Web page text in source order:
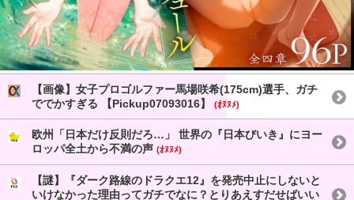
【画像】女子プロゴルファー馬場咲希(175cm)選手、ガチ
ででかすぎる 【Pickup07093016】
(ｵﾇﾇﾒ)
欧州「日本だけ反則だろ…」 世界の『日本びいき』にヨー
ロッパ全土から不満の声 (ｵﾇﾇﾒ)
【謎】『ダーク路線のドラクエ12』を発売中止にしないと
いけなかった理由ってガチでなに？とりあえすだせばいい